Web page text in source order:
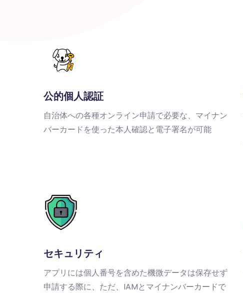
公的個人認証
自治体への各種オンライン申請で必要な、マイナン
バーカードを使った本人確認と電子署名が可能
セキュリティ
アプリには個人番号を含めた機微データは保存せず
申請する際に、ただ、IAMとマイナンバーカードで